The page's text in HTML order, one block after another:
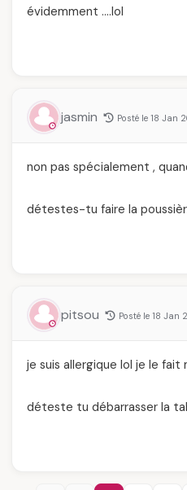
évidemment ….lol
jasmin Posté le 18 Jan
non pas spécialement ,
détestes-tu faire la
pitsou Posté le 18 Jan
je suis allergique lol je le fait
déteste tu débarrasser la